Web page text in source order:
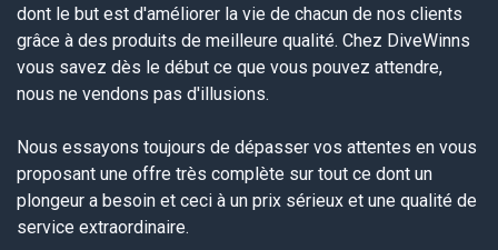
dont le but est d'améliorer la vie de chacun de nos clients
grâce à des produits de meilleure qualité. Chez DiveWinns
vous savez dès le début ce que vous pouvez attendre,
nous ne vendons pas d'illusions.
Nous essayons toujours de dépasser vos attentes en vous
proposant une offre très complète sur tout ce dont un
plongeur a besoin et ceci à un prix sérieux et une qualité de
service extraordinaire.